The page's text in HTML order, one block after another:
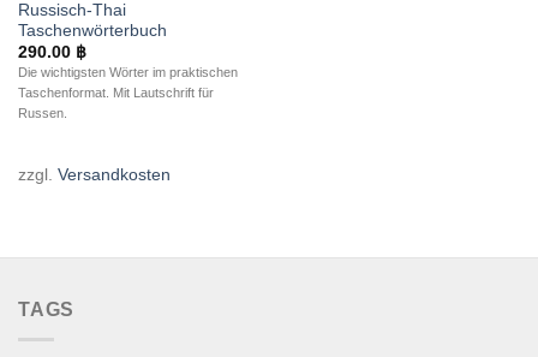
Russisch-Thai
Taschenwörterbuch
290.00 ฿
Die wichtigsten Wörter im praktischen
Taschenformat. Mit Lautschrift für
Russen.
zzgl. Versandkosten
TAGS